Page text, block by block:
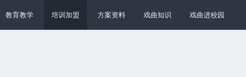
教育教学 培训加盟 方案资料 戏曲知识 戏曲进校园